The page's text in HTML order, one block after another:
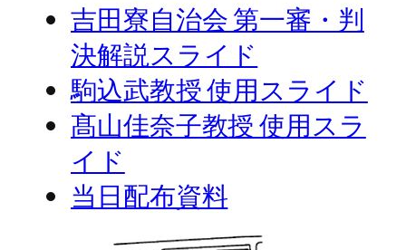
吉田寮自治会 第一審・判
決解説スライド
駒込武教授 使用スライド
髙山佳奈子教授 使用スラ
イド
当日配布資料